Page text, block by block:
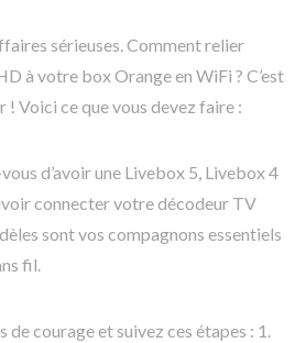
sérieuses. Comment relier
à votre box Orange en WiFi ? C’est
Voici ce que vous devez faire :
d’avoir une Livebox 5, Livebox 4
connecter votre décodeur TV
sont vos compagnons essentiels
fil.
de courage et suivez ces étapes : 1.